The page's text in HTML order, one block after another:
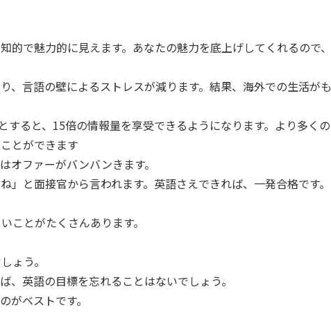
的で魅力的に見えます。あなたの魅力を底上げしてくれるので、
、言語の壁によるストレスが減ります。結果、海外での生活がも
ると、15倍の情報量を享受できるようになります。より多くの
とができます
オファーがバンバンきます。
と面接官から言われます。英語さえできれば、一発合格です。
ことがたくさんあります。
ょう。
、英語の目標を忘れることはないでしょう。
がベストです。